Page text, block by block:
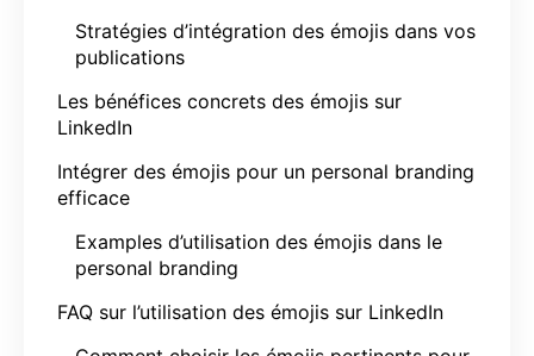
Stratégies d’intégration des émojis dans vos
publications
Les bénéfices concrets des émojis sur
LinkedIn
Intégrer des émojis pour un personal branding
efficace
Examples d’utilisation des émojis dans le
personal branding
FAQ sur l’utilisation des émojis sur LinkedIn